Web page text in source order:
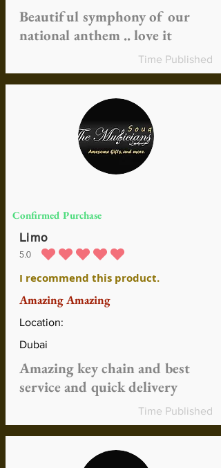
Beautiful symphony of our
national anthem .. love it
Time Published
Confirmed Purchase
Limo
5.0
la calificación promedio es 5 de 5
I recommend this product.
Amazing Amazing
Location:
Dubai
Amazing key chain and best
service and quick delivery
Time Published